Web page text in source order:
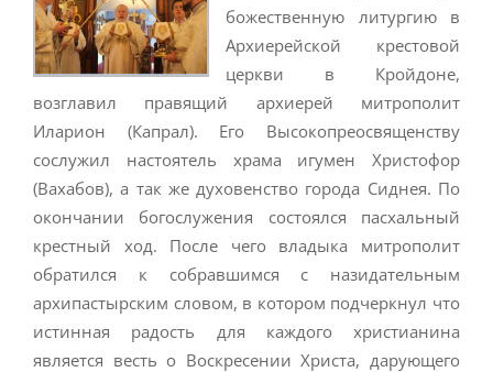
божественную литургию в
Архиерейской крестовой
церкви в Кройдоне,
возглавил правящий архиерей митрополит
Иларион (Капрал). Его Высокопреосвященству
сослужил настоятель храма игумен Христофор
(Вахабов), а так же духовенство города Сиднея. По
окончании богослужения состоялся пасхальный
крестный ход. После чего владыка митрополит
обратился к собравшимся с назидательным
архипастырским словом, в котором подчеркнул что
истинная радость для каждого христианина
является весть о Воскресении Христа, дарующего